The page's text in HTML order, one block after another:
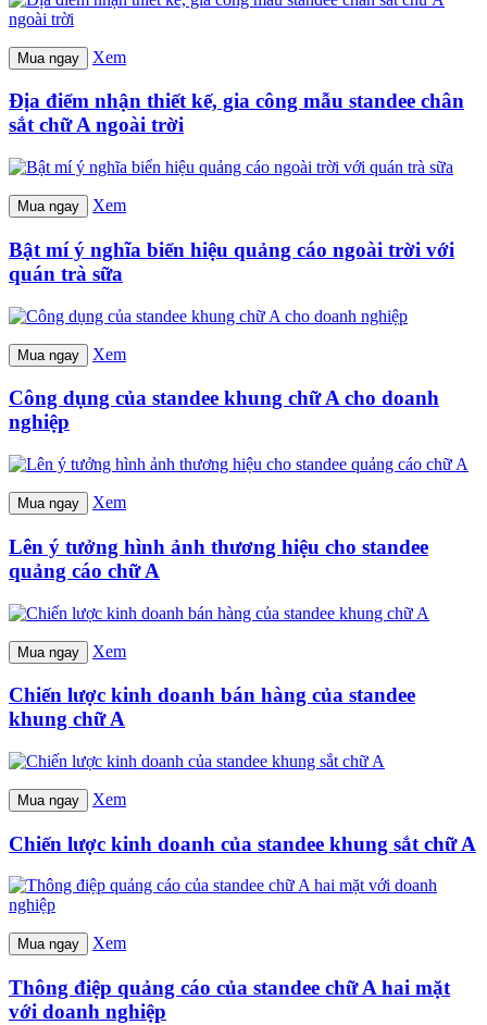
Mua ngay Xem
Địa điểm nhận thiết kế, gia công mẫu standee chân
sắt chữ A ngoài trời
Mua ngay Xem
Bật mí ý nghĩa biển hiệu quảng cáo ngoài trời với
quán trà sữa
Mua ngay Xem
Công dụng của standee khung chữ A cho doanh
nghiệp
Mua ngay Xem
Lên ý tưởng hình ảnh thương hiệu cho standee
quảng cáo chữ A
Mua ngay Xem
Chiến lược kinh doanh bán hàng của standee
khung chữ A
Mua ngay Xem
Chiến lược kinh doanh của standee khung sắt chữ A
Mua ngay Xem
Thông điệp quảng cáo của standee chữ A hai mặt
với doanh nghiệp